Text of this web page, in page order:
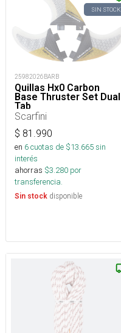
SIN STOCK
25982026BARB
Quillas Hx0 Carbon
Base Thruster Set Dual
Tab
Scarfini
$ 81.990
en 6cuotas de $13.665sin
interés
ahorras $3.280 por
transferencia.
Sin stock disponible